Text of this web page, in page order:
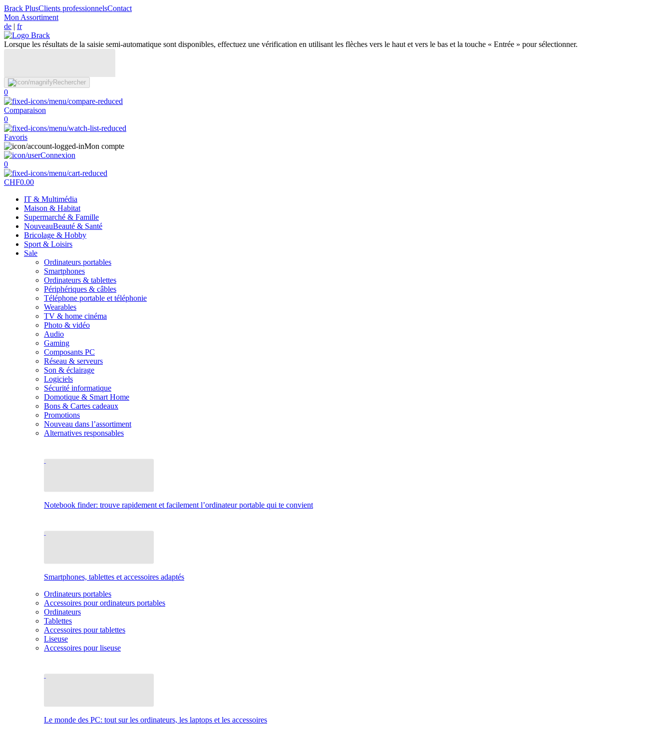
Brack PlusClients professionnelsContact
Mon Assortiment
de | fr
Lorsque les résultats de la saisie semi-automatique sont disponibles, effectuez une vérification en utilisant les flèches vers le haut et vers le bas et la touche « Entrée » pour sélectionner.
Rechercher
0
Comparaison
0
Favoris
Mon compte
Connexion
0
CHF0.00
IT & Multimédia
Maison & Habitat
Supermarché & Famille
NouveauBeauté & Santé
Bricolage & Hobby
Sport & Loisirs
Sale
Ordinateurs portables
Smartphones
Ordinateurs & tablettes
Périphériques & câbles
Téléphone portable et téléphonie
Wearables
TV & home cinéma
Photo & vidéo
Audio
Gaming
Composants PC
Réseau & serveurs
Son & éclairage
Logiciels
Sécurité informatique
Domotique & Smart Home
Bons & Cartes cadeaux
Promotions
Nouveau dans l’assortiment
Alternatives responsables
Notebook finder: trouve rapidement et facilement l’ordinateur portable qui te convient
Smartphones, tablettes et accessoires adaptés
Ordinateurs portables
Accessoires pour ordinateurs portables
Ordinateurs
Tablettes
Accessoires pour tablettes
Liseuse
Accessoires pour liseuse
Le monde des PC: tout sur les ordinateurs, les laptops et les accessoires